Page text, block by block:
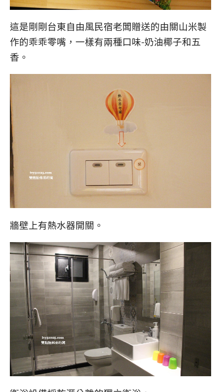
這是剛剛台東自由風民宿老闆贈送的由關山米製
作的乖乖零嘴，一樣有兩種口味-奶油椰子和五
香。
牆壁上有熱水器開關。